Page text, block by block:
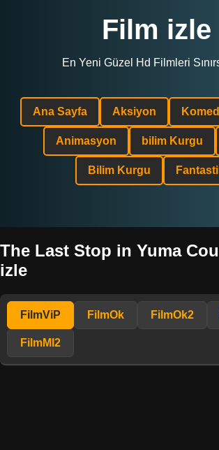
Film izle
En Yeni Güzel Hd Filmleri
Ana Sayfa Aksiyon
Animasyon bilim Kurgu
Bilim Kurgu
The Last Stop in Yuma
izle
FilmViP FilmOk FilmOk2
FilmMl2